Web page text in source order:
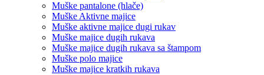
Muške pantalone (hlače)
Muške Aktivne majice
Muške aktivne majice dugi rukav
Muške majice dugih rukava
Muške majice dugih rukava sa štampom
Muške polo majice
Muške majice kratkih rukava